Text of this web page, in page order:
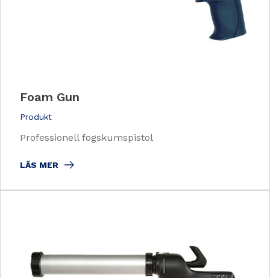
Foam Gun
Produkt
Professionell fogskumspistol
LÄS MER